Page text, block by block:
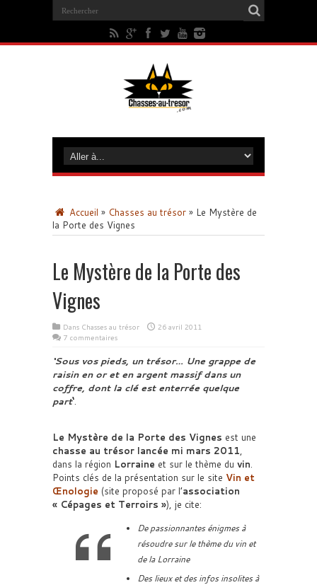
Accueil » Chasses au trésor » Le Mystère de
la Porte des Vignes
Le Mystère de la Porte des
Vignes
Dans Chasses au trésor
26 avril 2011
7 commentaires
Sous vos pieds, un trésor… Une grappe de
raisin en or et en argent massif dans un
coffre, dont la clé est enterrée quelque
part‘.
Le Mystère de la Porte des Vignes est une
chasse au trésor lancée mi mars 2011,
dans la région Lorraine et sur le thème du vin.
Points clés de la présentation sur le site Vin et
Œnologie (site proposé par l’association
« Cépages et Terroirs »), je cite:
De passionnantes énigmes à
résoudre sur le thème du vin et
de la Lorraine
Des lieux et des infos insolites à